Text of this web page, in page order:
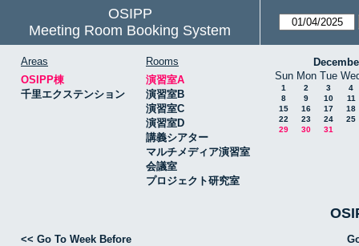
OSIPP
Meeting Room Booking System
Areas
OSIPP棟
千里エクステンション
Rooms
演習室A
演習室B
演習室C
演習室D
講義シアター
マルチメディア演習室
会議室
プロジェクト研究室
Sun Mon Tue
1 2 3
4
8
9 10
11
15
16 17
18
22
23 24
25
29
30 31
<< Go To Week Before